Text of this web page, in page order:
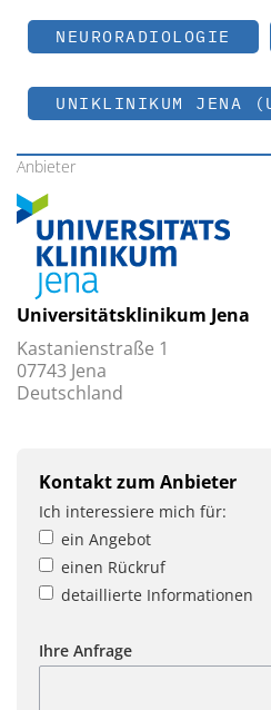
NEURORADIOLOGIE
UNIKLINIKUM JENA
Anbieter
Universitätsklinikum Jena
Kastanienstraße 1
07743 Jena
Deutschland
Kontakt zum Anbieter
Ich interessiere mich für:
ein Angebot
einen Rückruf
detaillierte Informationen
Ihre Anfrage